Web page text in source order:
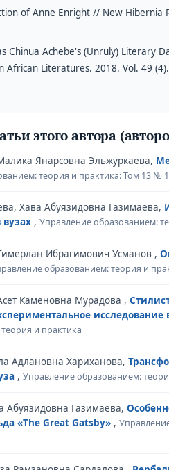
of Anne Enright // New
Chinua Achebe's (Unruly) Literary
African Literatures. 2018. Vol. 49
этого автора
Янарсовна Эльжуркаева,
теория и практика: Том 13 №
Хава Абуязидовна Газимаева,
, Управление образованием:
Ибрагимович Усманов ,
образованием: теория и
Каменовна Мурадова ,
исследование
и практика
Адлановна Хариханова,
, Управление образованием:
Абуязидовна Газимаева,
«The Great Gatsby» ,